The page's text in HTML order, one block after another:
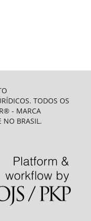
TODOS OS
- MARCA
NO BRASIL.